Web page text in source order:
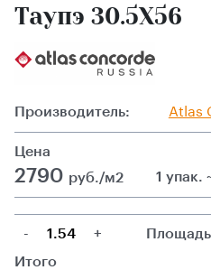
Таупэ 30.5X56
Производитель: Atlas
Цена
2790 руб./м2 1 упак.
- +
Итого